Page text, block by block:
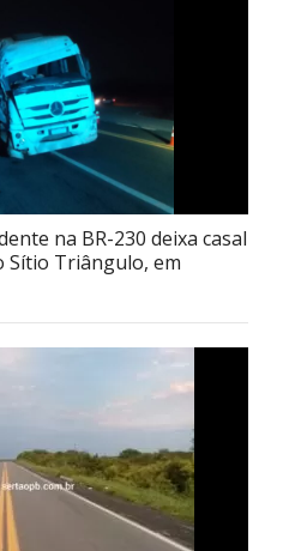
na BR-230 deixa casal
Triângulo, em